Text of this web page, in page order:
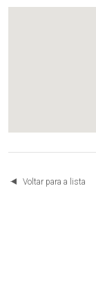
Voltar para a lista